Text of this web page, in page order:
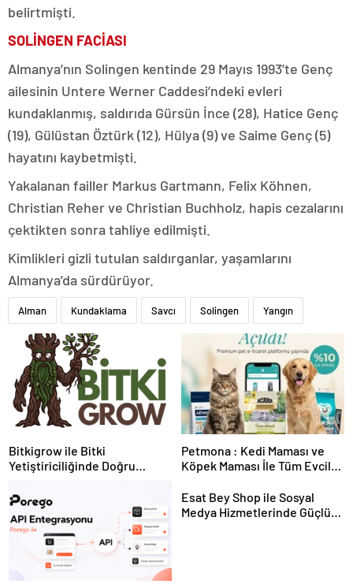
belirtmişti.
SOLİNGEN FACİASI
Almanya’nın Solingen kentinde 29 Mayıs 1993’te Genç
ailesinin Untere Werner Caddesi’ndeki evleri
kundaklanmış, saldırıda Gürsün İnce (28), Hatice Genç
(19), Gülüstan Öztürk (12), Hülya (9) ve Saime Genç (5)
hayatını kaybetmişti.
Yakalanan failler Markus Gartmann, Felix Köhnen,
Christian Reher ve Christian Buchholz, hapis cezalarını
çektikten sonra tahliye edilmişti.
Kimlikleri gizli tutulan saldırganlar, yaşamlarını
Almanya’da sürdürüyor.
Alman Kundaklama Savcı Solingen Yangın
Bitkigrow ile Bitki
Yetiştiriciliğinde Doğru
Petmona : Kedi Maması ve
Köpek Maması İle Tüm Evcil
Esat Bey Shop ile Sosyal
Medya Hizmetlerinde Güçlü